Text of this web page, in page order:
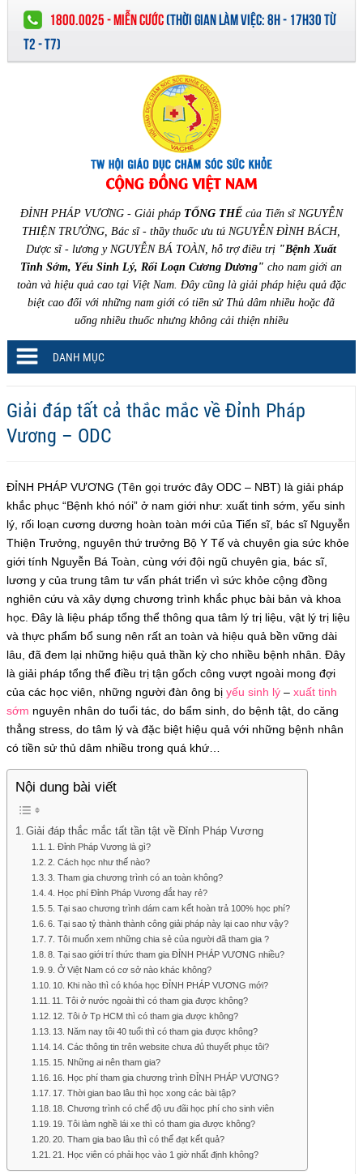
1800.0025 - MIỄN CƯỚC(THỜI GIAN LÀM VIỆC:8H - 17H30 TỪ
T2 - T7)
ĐỈNH PHÁP VƯƠNG - Giải pháp TỔNG THỂcủa Tiến sĩ NGUYỄN
THIỆN TRƯỞNG, Bác sĩ - thầy thuốc ưu tú NGUYỄN ĐÌNH BÁCH,
Dược sĩ - lương y NGUYỄN BÁ TOÀN, hỗ trợ điều trị "Bệnh Xuất
Tinh Sớm, Yếu Sinh Lý, Rối Loạn Cương Dương" cho nam giới an
toàn và hiệu quả cao tại Việt Nam. Đây cũng là giải pháp hiệu quả đặc
biệt cao đối với những nam giới có tiền sử Thủ dâm nhiều hoặc đã
uống nhiều thuốc nhưng không cải thiện nhiều
DANH MỤC
Giải đáp tất cả thắc mắc về Đỉnh Pháp
Vương – ODC
ĐỈNH PHÁP VƯƠNG (Tên gọi trước đây ODC – NBT) là giải pháp
khắc phục “Bệnh khó nói” ở nam giới như: xuất tinh sớm, yếu sinh
lý, rối loạn cương dương hoàn toàn mới của Tiến sĩ, bác sĩ Nguyễn
Thiện Trưởng, nguyên thứ trưởng Bộ Y Tế và chuyên gia sức khỏe
giới tính Nguyễn Bá Toàn, cùng với đội ngũ chuyên gia, bác sĩ,
lương y của trung tâm tư vấn phát triển vì sức khỏe cộng đồng
nghiên cứu và xây dựng chương trình khắc phục bài bản và khoa
học. Đây là liệu pháp tổng thể thông qua tâm lý trị liệu, vật lý trị liệu
và thực phẩm bổ sung nên rất an toàn và hiệu quả bền vững dài
lâu, đã đem lại những hiệu quả thần kỳ cho nhiều bệnh nhân. Đây
là giải pháp tổng thể điều trị tận gốch công vượt ngoài mong đợi
của các học viên, những người đàn ông bị yếu sinh lý– xuất tinh
sớm nguyên nhân do tuổi tác, do bẩm sinh, do bệnh tật, do căng
thẳng stress, do tâm lý và đặc biệt hiệu quả với những bệnh nhân
có tiền sử thủ dâm nhiều trong quá khứ…
Nội dung bài viết
Giải đáp thắc mắc tất tần tật về Đỉnh Pháp Vương
1. Đỉnh Pháp Vương là gì?
2. Cách học như thế nào?
3. Tham gia chương trình có an toàn không?
4. Học phí Đỉnh Pháp Vương đắt hay rẻ?
5. Tại sao chương trình dám cam kết hoàn trả 100% học phí?
6. Tại sao tỷ thành thành công giải pháp này lại cao như vậy?
7. Tôi muốn xem những chia sẻ của người đã tham gia ?
8. Tại sao giới trí thức tham gia ĐỈNH PHÁP VƯƠNG nhiều?
9. Ở Việt Nam có cơ sở nào khác không?
10. Khi nào thì có khóa học ĐỈNH PHÁP VƯƠNG mới?
11. Tôi ở nước ngoài thì có tham gia được không?
12. Tôi ở Tp HCM thì có tham gia được không?
13. Năm nay tôi 40 tuổi thì có tham gia được không?
14. Các thông tin trên website chưa đủ thuyết phục tôi?
15. Những ai nên tham gia?
16. Học phí tham gia chương trình ĐỈNH PHÁP VƯƠNG?
17. Thời gian bao lâu thì học xong các bài tập?
18. Chương trình có chế độ ưu đãi học phí cho sinh viên
19. Tôi làm nghề lái xe thì có tham gia được không?
20. Tham gia bao lâu thì có thể đạt kết quả?
21. Học viên có phải học vào 1 giờ nhất định không?